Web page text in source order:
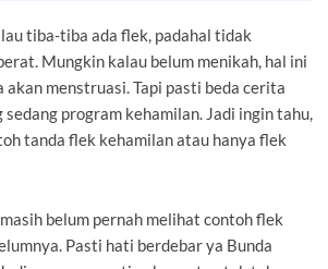
tiba-tiba ada flek, padahal tidak
Mungkin kalau belum menikah, hal ini
akan menstruasi. Tapi pasti beda cerita
sedang program kehamilan. Jadi ingin tahu,
tanda flek kehamilan atau hanya flek
belum pernah melihat contoh flek
Pasti hati berdebar ya Bunda